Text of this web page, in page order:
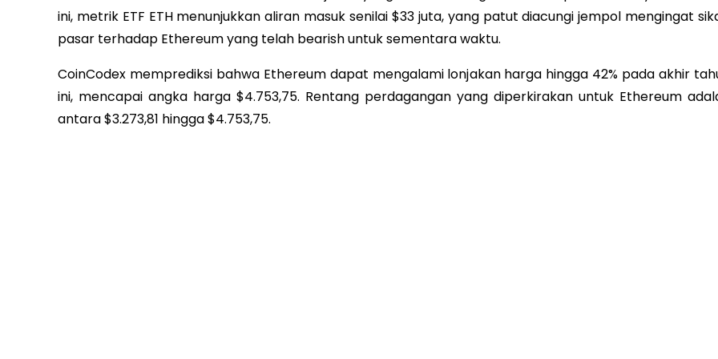
ini, metrik ETF ETH menunjukkan aliran masuk senilai $33 juta, yang patut diacungi jempol mengingat
pasar terhadap Ethereum yang telah bearish untuk sementara waktu.
CoinCodex memprediksi bahwa Ethereum dapat mengalami lonjakan harga hingga 42% pada akhir
ini, mencapai angka harga $4.753,75. Rentang perdagangan yang diperkirakan untuk Ethereum
antara $3.273,81 hingga $4.753,75.